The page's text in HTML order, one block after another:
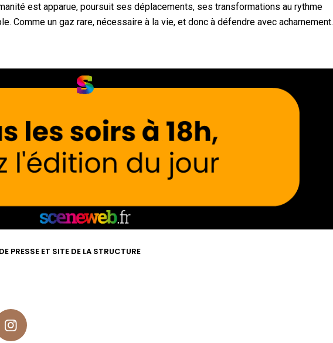
est apparue, poursuit ses déplacements, ses transformations au rythme
Comme un gaz rare, nécessaire à la vie, et donc à défendre avec acharnement.
PRESSE ET SITE DE LA STRUCTURE